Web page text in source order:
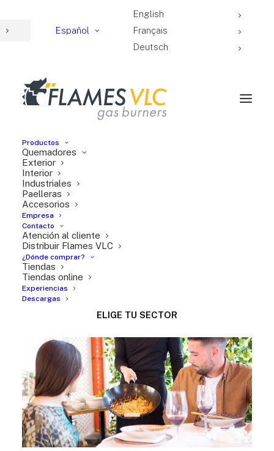
Español
English
Français
Deutsch
Productos
Quemadores
Exterior
Interior
Industriales
Paelleras
Accesorios
Empresa
Contacto
Atención al cliente
Distribuir Flames VLC
¿Dónde comprar?
Tiendas
Tiendas online
Experiencias
Descargas
la calidad, un objetivo,
una meta
ELIGE TU SECTOR